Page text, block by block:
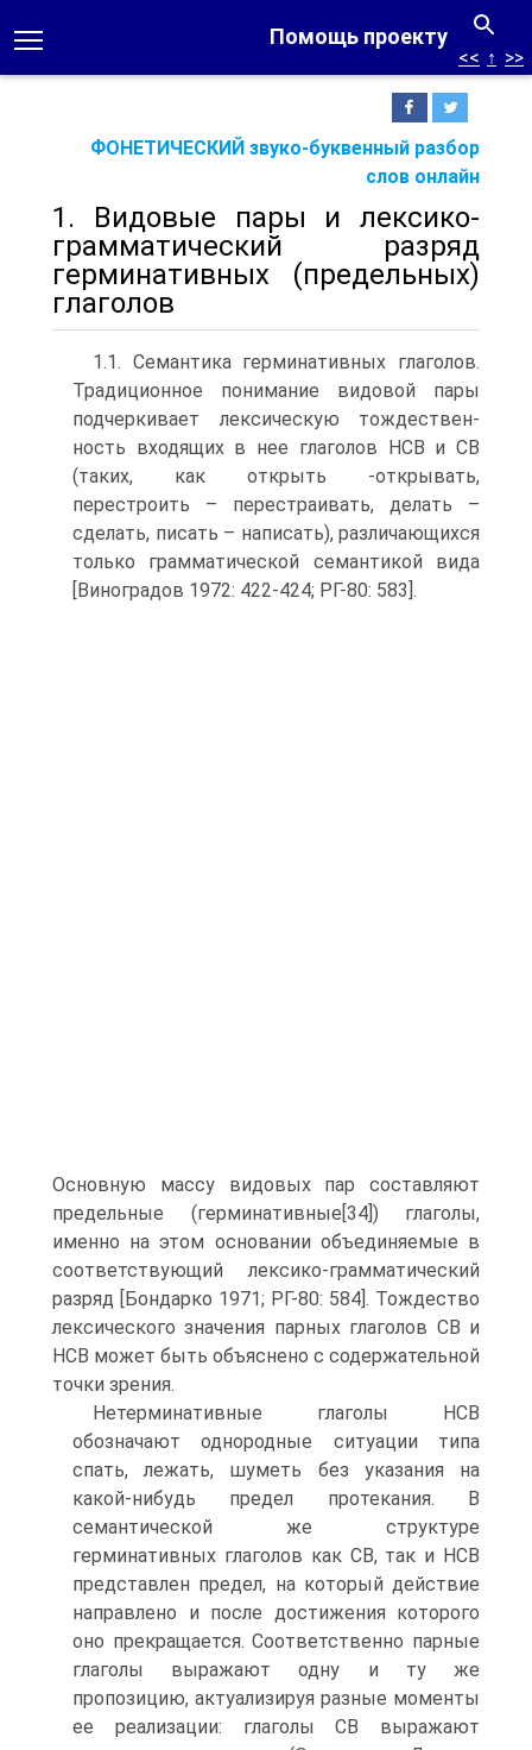
Помощь проекту
ФОНЕТИЧЕСКИЙ звуко-буквенный разбор
слов онлайн
<< ↑ >>
1. Видовые пары и лексико-
грамматический разряд
герминативных (предельных)
глаголов
1.1. Семантика герминативных глаголов.
Традиционное понима­ние видовой пары
подчеркивает лексическую тождествен­
ность входящих в нее глаголов НСВ и СВ
(таких, как открыть -открывать,
перестроить – перестраивать, делать –
сделать, писать – написать), различающихся
только грамматической семантикой вида
[Виноградов 1972: 422-424; РГ-80: 583].
Основную массу видовых пар составляют
предельные (герминативные[34]) глаголы,
именно на этом ос­новании объединяемые в
соответствующий лексико-грамматический
раз­ряд [Бондарко 1971; РГ-80: 584]. Тождество
лексического значения парных глаголов СВ и
НСВ может быть объяснено с содержательной
точки зрения.
Нетерминативные глаголы НСВ
обозначают однородные ситуации типа
спать, лежать, шуметь без указания на
какой-нибудь предел протекания. В
семантической же структуре
герминативных глаголов как СВ, так и НСВ
представлен предел, на который действие
направлено и после достижения которого
оно прекращается. Соответственно парные
глаголы выражают одну и ту же
пропозицию, актуализируя разные моменты
ее реализации: глаголы СВ выражают